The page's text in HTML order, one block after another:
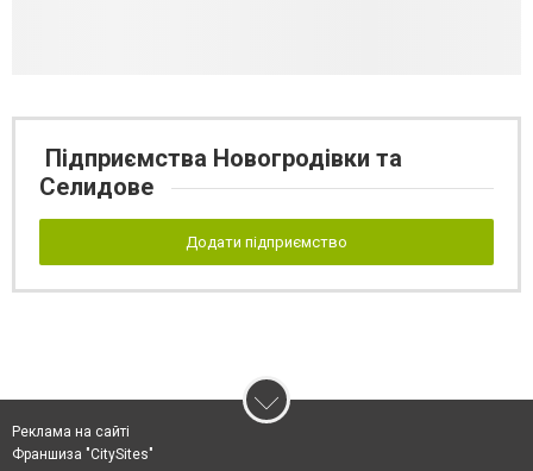
Підприємства Новогродівки та
Селидове
Додати підприємство
Реклама на сайті
Франшиза "CitySites"